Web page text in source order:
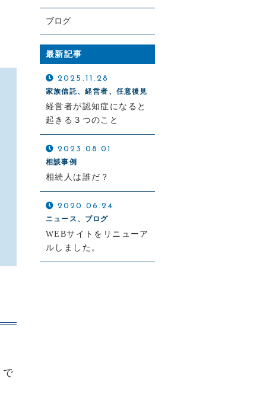
で
ブログ
最新記事
2025.11.28
家族信託、経営者、任意後見
経営者が認知症になると
起きる３つのこと
2023.08.01
相談事例
相続人は誰だ？
2020.06.24
ニュース、ブログ
WEBサイトをリニューア
ルしました。